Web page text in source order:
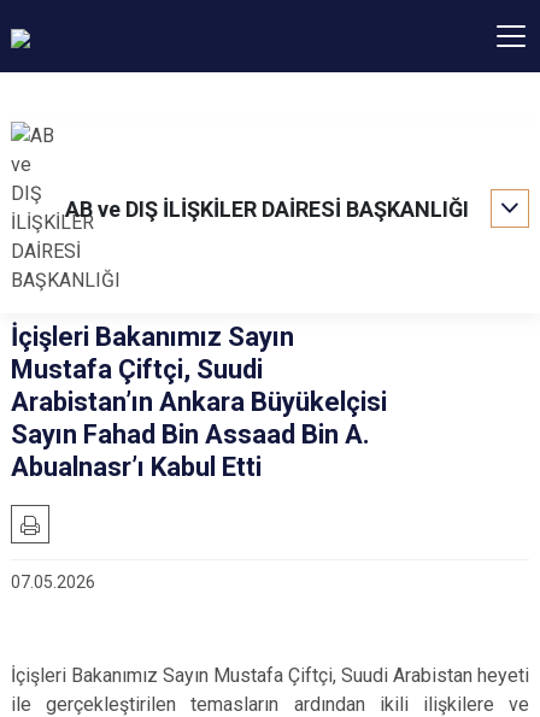
AB ve DIŞ İLİŞKİLER DAİRESİ BAŞKANLIĞI
İçişleri Bakanımız Sayın
Mustafa Çiftçi, Suudi
Arabistan’ın Ankara Büyükelçisi
Sayın Fahad Bin Assaad Bin A.
Abualnasr’ı Kabul Etti
07.05.2026
İçişleri Bakanımız Sayın Mustafa Çiftçi, Suudi Arabistan heyeti
ile gerçekleştirilen temasların ardından ikili ilişkilere ve